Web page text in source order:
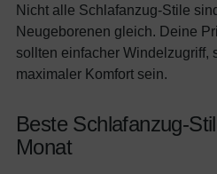
Nicht alle Schlafanzug-Stile
Neugeborenen gleich. Deine
sollten einfacher Windelzugriff,
maximaler Komfort sein.
Beste Schlafanzug-
Monat